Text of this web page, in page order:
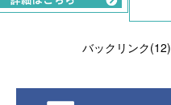
バックリンク(12)